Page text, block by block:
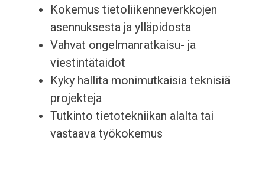
Kokemus tietoliikenneverkkojen
asennuksesta ja ylläpidosta
Vahvat ongelmanratkaisu- ja
viestintätaidot
Kyky hallita monimutkaisia ​​teknisiä
projekteja
Tutkinto tietotekniikan alalta tai
vastaava työkokemus